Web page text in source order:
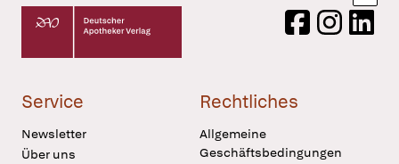
Deutscher Apotheker Verlag Logo
FacebookInstagram
Service
Newsletter
Über uns
Rechtliches
Allgemeine
Geschäftsbedingungen